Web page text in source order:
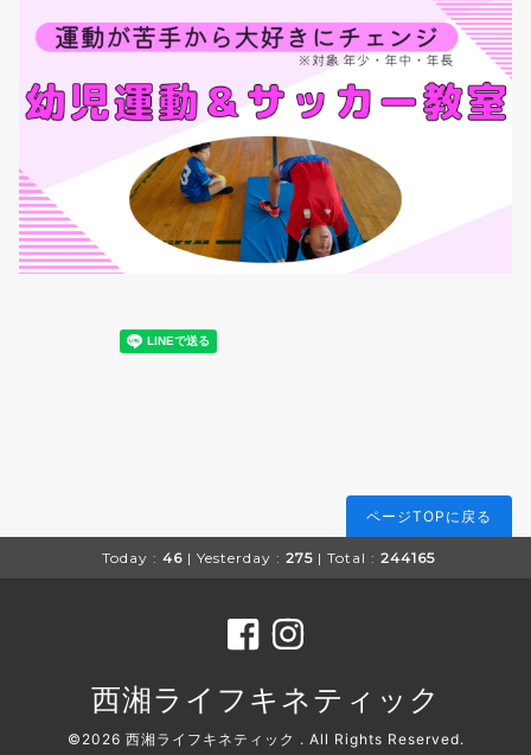
ページTOPに戻る
Today : 46 | Yesterday : 275 | Total : 244165
西湘ライフキネティック
©2026 西湘ライフキネティック . All Rights Reserved.